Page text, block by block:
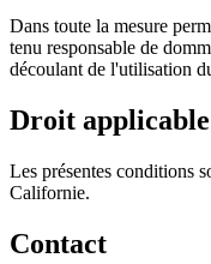
Dans toute la mesure
tenu responsable de
découlant de l'utilisation
Droit applicable
Les présentes conditions
Californie.
Contact